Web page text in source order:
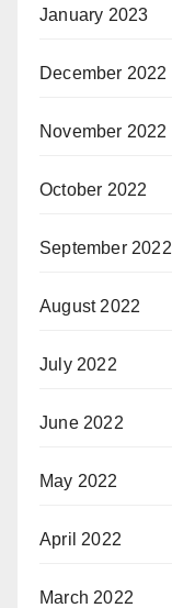
January 2023
December 2022
November 2022
October 2022
September 2022
August 2022
July 2022
June 2022
May 2022
April 2022
March 2022